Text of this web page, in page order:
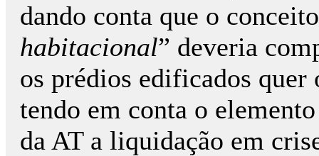
dando conta que o
habitacional” deveria
os prédios edificados quer
tendo em conta o
da AT a liquidação em